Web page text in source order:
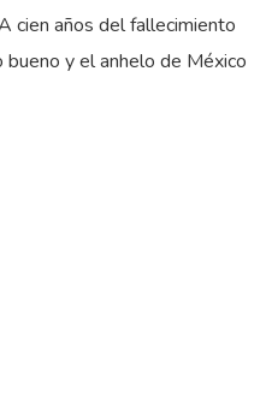
cien años del fallecimiento
y el anhelo de México